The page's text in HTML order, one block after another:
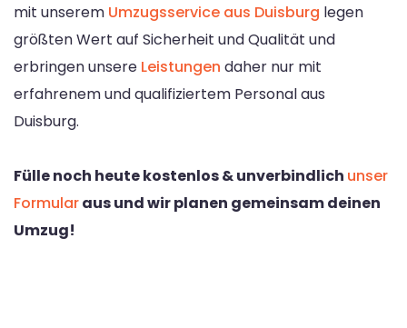
mit unserem Umzugsservice aus Duisburg legen
größten Wert auf Sicherheit und Qualität und
erbringen unsere Leistungen daher nur mit
erfahrenem und qualifiziertem Personal aus
Duisburg.
Fülle noch heute kostenlos & unverbindlich unser
Formularaus und wir planen gemeinsam deinen
Umzug!